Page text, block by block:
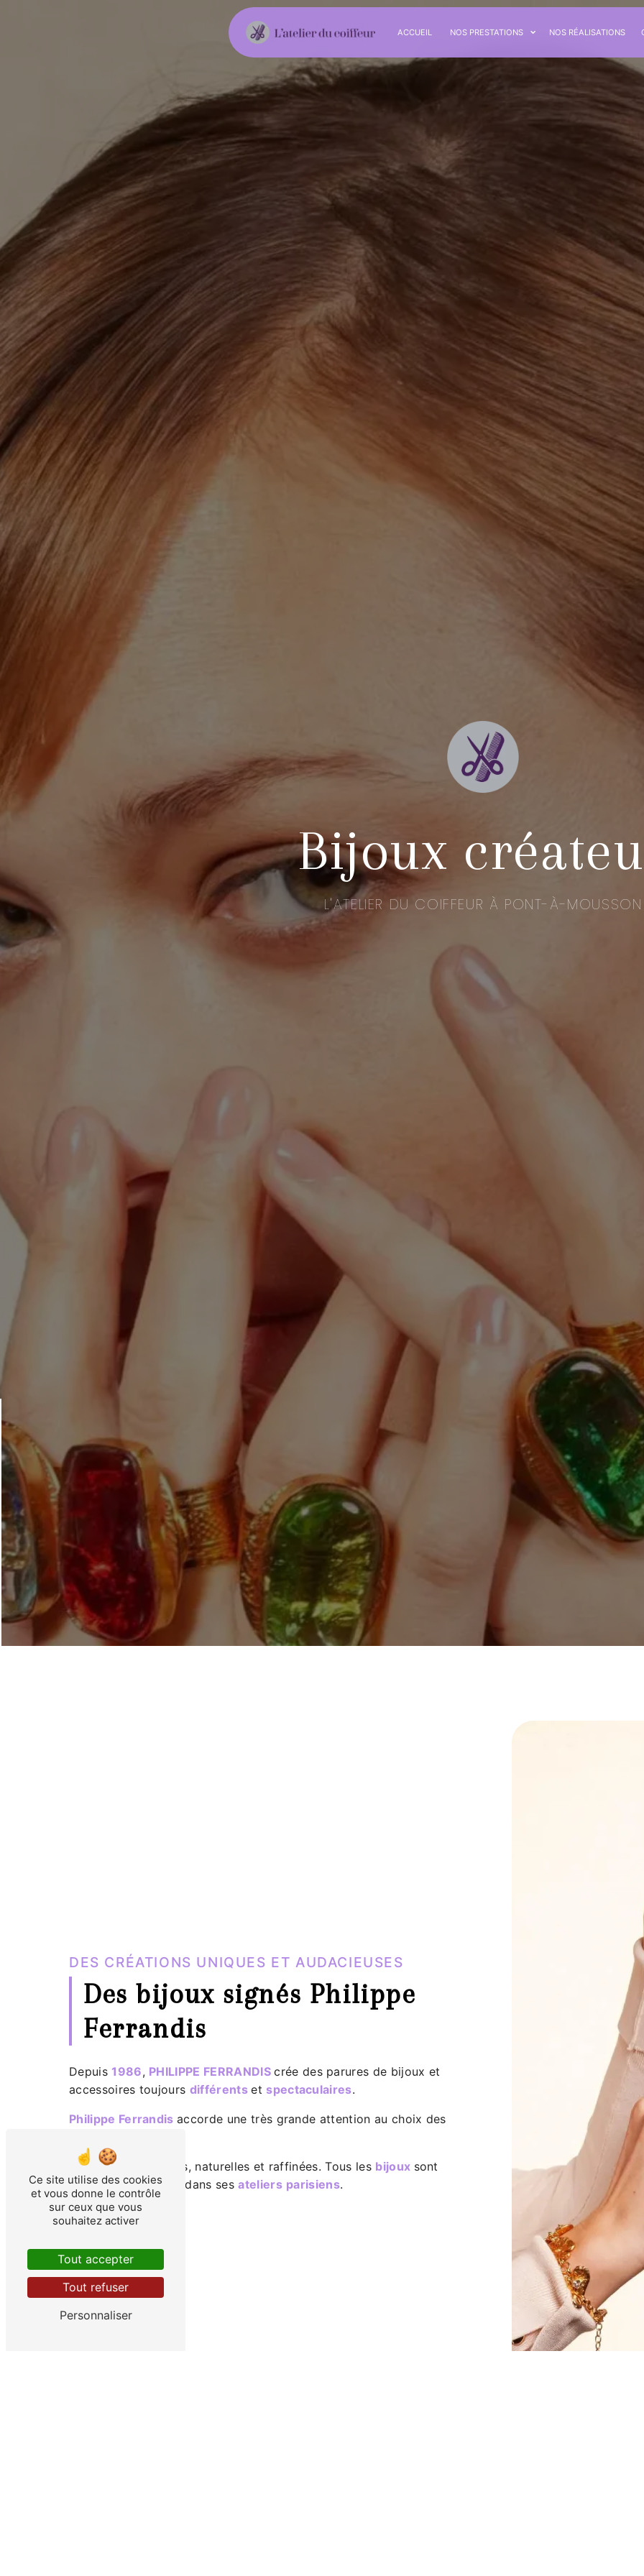
ACCUEIL NOS PRESTATIONS NOS RÉALISATIONS
Bijoux
L'ATELIER DU COIFFEUR À PONT-À-MOUSSON
DES CRÉATIONS UNIQUES ET AUDACIEUSES
Des bijoux signés Philippe
Ferrandis
Depuis 1986, PHILIPPE FERRANDIScrée des parures de bijoux et
accessoires toujours différentset spectaculaires.
Philippe Ferrandisaccorde une très grande attention au choix des
Celles-ci sont nobles, naturelles et raffinées. Tous les bijoux sont
conçus et fabriqués dans sesateliers parisiens.
Ce site utilise des cookies
et vous donne le contrôle
sur ceux que vous
souhaitez activer
Tout accepter
Tout refuser
Personnaliser